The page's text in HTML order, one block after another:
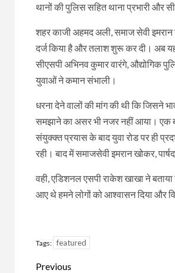
थानों की पुलिस सहित थाना प्रभारी और
शहर काजी अहमद अली, समाज सेवी
दर्ज किया है और तलाश शुरू कर दी। अब
सीएसपी अभिनव कुमार वारंगे, औद्योगिक
युवाओं ने कमान संभाली।
धरना देने वालों की मांग की थी कि जिसने
समझाने का असर भी नजर नहीं आया। एक
संयुक्क्त प्रयास के बाद युवा रोड पर ही
रही। बाद में समाजसेवी इमरान खोकर,
वही, एडिशनल एसपी राकेश खाखा ने
आए थे हमने लोगों को आश्वासन दिया और
Tags: featured
Continue
Previous